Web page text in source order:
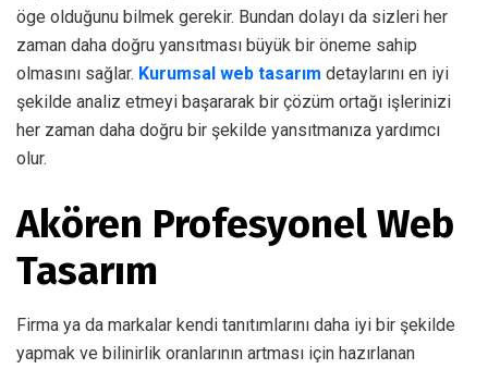
öge olduğunu bilmek gerekir. Bundan dolayı da sizleri her
zaman daha doğru yansıtması büyük bir öneme sahip
olmasını sağlar. Kurumsal web tasarım detaylarını en iyi
şekilde analiz etmeyi başararak bir çözüm ortağı işlerinizi
her zaman daha doğru bir şekilde yansıtmanıza yardımcı
olur.
Akören Profesyonel Web
Tasarım
Firma ya da markalar kendi tanıtımlarını daha iyi bir şekilde
yapmak ve bilinirlik oranlarının artması için hazırlanan